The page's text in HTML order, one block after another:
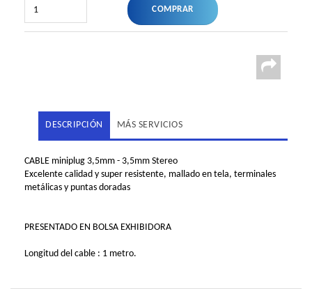
DESCRIPCIÓN MÁS SERVICIOS
CABLE miniplug 3,5mm - 3,5mm Stereo
Excelente calidad y super resistente, mallado en tela, terminales
metálicas y puntas doradas
PRESENTADO EN BOLSA EXHIBIDORA
Longitud del cable : 1 metro.